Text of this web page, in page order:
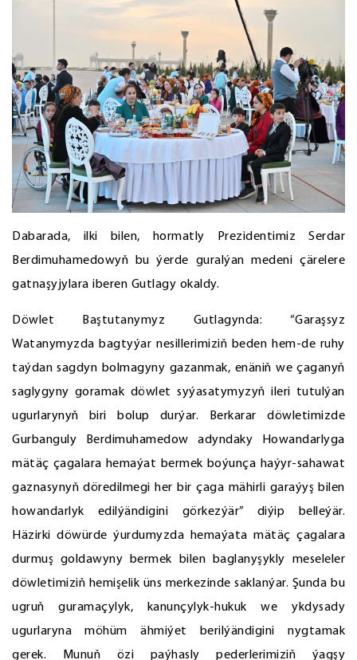
Dabarada, ilki bilen, hormatly Prezidentimiz Serdar
Berdimuhamedowyň bu ýerde guralýan medeni çärelere
gatnaşyjylara iberen Gutlagy okaldy.
Döwlet Baştutanymyz Gutlagynda: “Garaşsyz
Watanymyzda bagtyýar nesillerimiziň beden hem-de ruhy
taýdan sagdyn bolmagyny gazanmak, enäniň we çaganyň
saglygyny goramak döwlet syýasatymyzyň ileri tutulýan
ugurlarynyň biri bolup durýar. Berkarar döwletimizde
Gurbanguly Berdimuhamedow adyndaky Howandarlyga
mätäç çagalara hemaýat bermek boýunça haýyr-sahawat
gaznasynyň döredilmegi her bir çaga mähirli garaýyş bilen
howandarlyk edilýändigini görkezýär” diýip belleýär.
Häzirki döwürde ýurdumyzda hemaýata mätäç çagalara
durmuş goldawyny bermek bilen baglanyşykly meseleler
döwletimiziň hemişelik üns merkezinde saklanýar. Şunda bu
ugruň guramaçylyk, kanunçylyk-hukuk we ykdysady
ugurlaryna möhüm ähmiýet berilýändigini nygtamak
gerek. Munuň özi paýhasly pederlerimiziň ýagşy